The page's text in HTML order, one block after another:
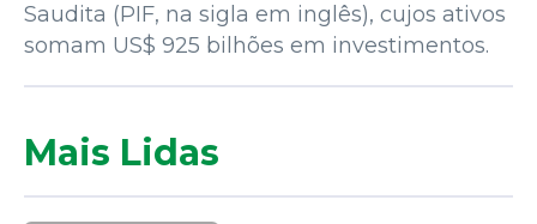
Saudita (PIF, na sigla em inglês), cujos ativos
somam US$ 925 bilhões em investimentos.
Mais Lidas